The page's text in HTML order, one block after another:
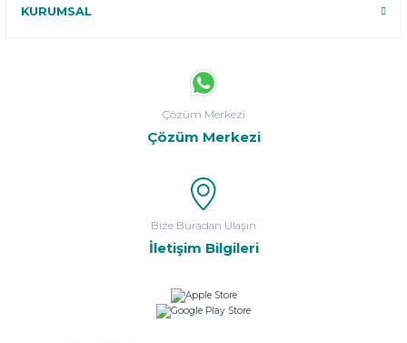
KURUMSAL
Çözüm Merkezi
Çözüm Merkezi
Bize Buradan Ulaşın
İletişim Bilgileri